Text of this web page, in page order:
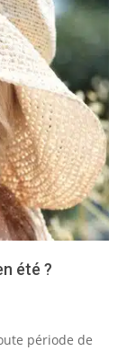
été ?
période de